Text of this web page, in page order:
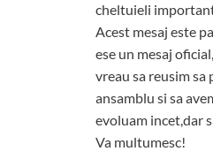
cheltuieli
Acest mesaj este
ese un mesaj
vreau sa reusim
ansamblu si sa
evoluam incet,dar
Va multumesc!